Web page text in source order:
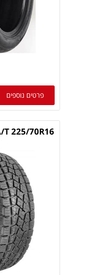
פרטים נוספים
T 225/70R16